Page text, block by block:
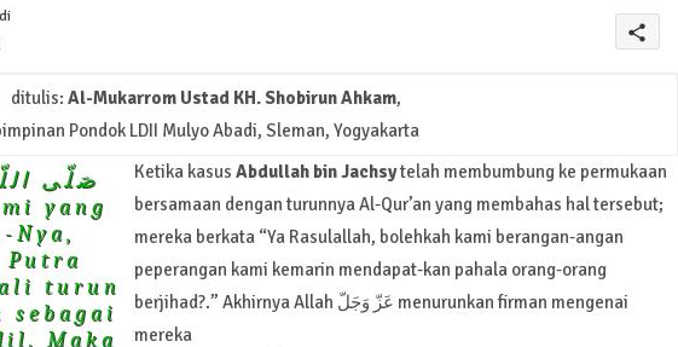
share
ditulis: Al-Mukarrom Ustad KH. Shobirun Ahkam,
Pondok LDII Mulyo Abadi, Sleman, Yogyakarta
Nya,
Putra
turun
Maka
Ketika kasus Abdullah bin Jachsytelah membumbung ke permukaan
bersamaan dengan turunnya Al-Qur’an yang membahas hal tersebut;
mereka berkata “Ya Rasulallah, bolehkah kami berangan-angan
peperangan kami kemarin mendapat-kan pahala orang-orang
berjihad?.” Akhirnya Allah عَزّ وَجَلّ menurunkan firman mengenai
mereka